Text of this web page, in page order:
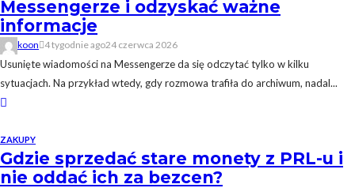
Messengerze i odzyskać ważne
informacje
koon 4 tygodnie ago24 czerwca 2026
Usunięte wiadomości na Messengerze da się odczytać tylko w kilku
sytuacjach. Na przykład wtedy, gdy rozmowa trafiła do archiwum, nadal...
ZAKUPY
Gdzie sprzedać stare monety z PRL-u i
nie oddać ich za bezcen?